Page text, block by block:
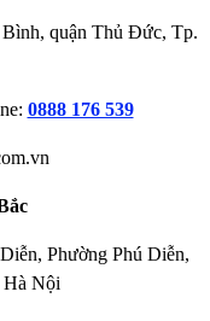
quận Thủ Đức, Tp.
0888 176 539
Phường Phú Diễn,
Hà Nội